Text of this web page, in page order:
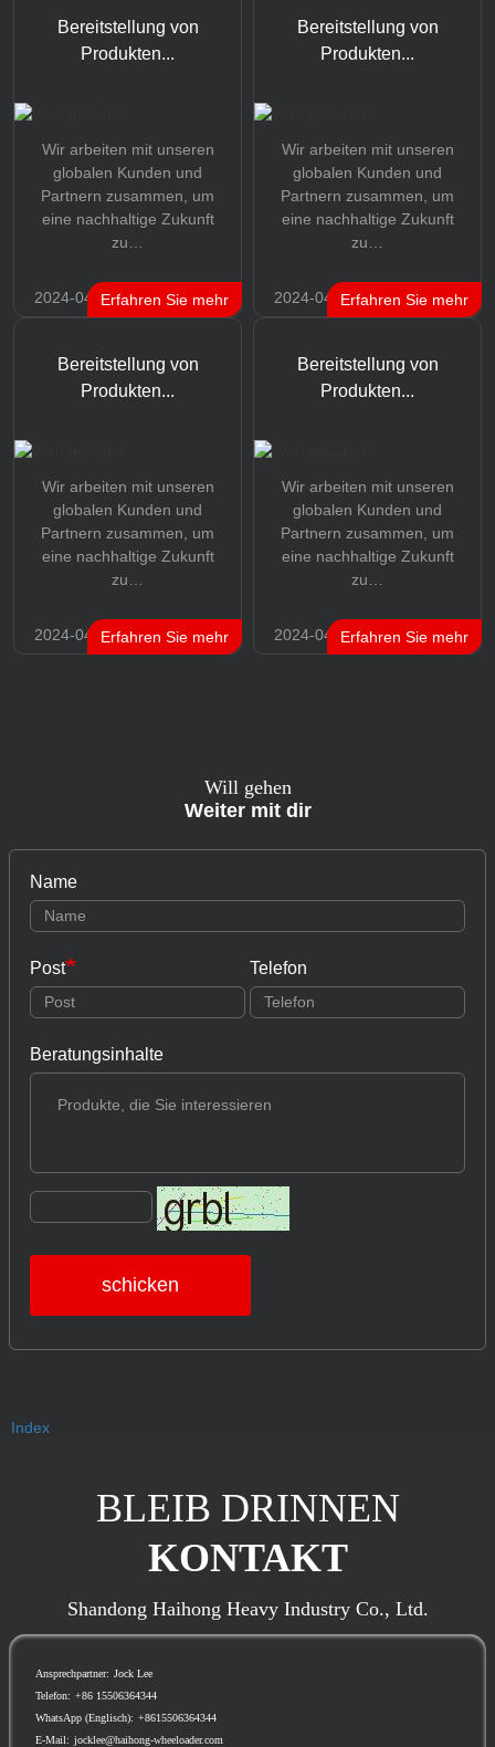
Bereitstellung von
Produkten...
Wir arbeiten mit unseren
globalen Kunden und
Partnern zusammen, um
eine nachhaltige Zukunft
zu…
2024-04-17Erfahren Sie mehr
Bereitstellung von
Produkten...
Wir arbeiten mit unseren
globalen Kunden und
Partnern zusammen, um
eine nachhaltige Zukunft
zu…
2024-04-17Erfahren Sie mehr
Bereitstellung von
Produkten...
Wir arbeiten mit unseren
globalen Kunden und
Partnern zusammen, um
eine nachhaltige Zukunft
zu…
2024-04-17Erfahren Sie mehr
Bereitstellung von
Produkten...
Wir arbeiten mit unseren
globalen Kunden und
Partnern zusammen, um
eine nachhaltige Zukunft
zu…
2024-04-17Erfahren Sie mehr
Will gehen
Weiter mit dir
Name
Post Telefon
Beratungsinhalte
schicken
Index
BLEIB DRINNEN
KONTAKT
Shandong Haihong Heavy Industry Co., Ltd.
Ansprechpartner: Jock Lee
Telefon: +86 15506364344
WhatsApp (Englisch): +8615506364344
E-Mail: jocklee@haihong-wheeloader.com